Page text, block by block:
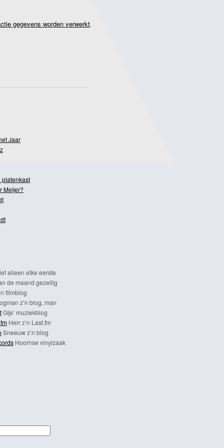
gegevens worden verwerkt.
Jaar
platenkast
Meijer?
alleen elke eerste
de maand gezellig
filmblog
z’n blog, man
Gijs’ muziekblog
Herr z’n Last.fm
Sneeuw z’n blog
Hoornse vinylzaak